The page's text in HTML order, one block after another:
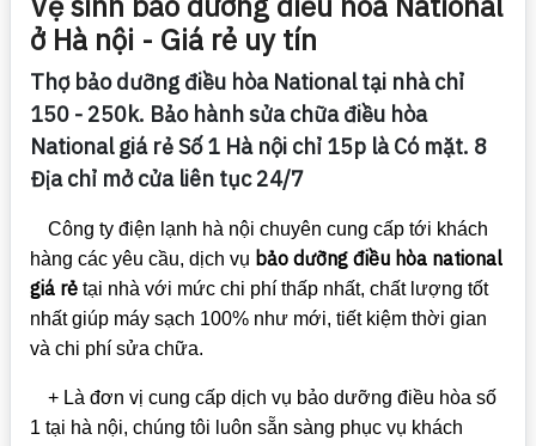
ở Hà nội - Giá rẻ uy tín
Thợ bảo dưỡng điều hòa National tại nhà chỉ
150 - 250k. Bảo hành sửa chữa điều hòa
National giá rẻ Số 1 Hà nội chỉ 15p là Có mặt. 8
Địa chỉ mở cửa liên tục 24/7
Công ty điện lạnh hà nội chuyên cung cấp tới khách
hàng các yêu cầu, dịch vụ bảo dưỡng điều hòa national
giá rẻ tại nhà với mức chi phí thấp nhất, chất lượng tốt
nhất giúp máy sạch 100% như mới, tiết kiệm thời gian
và chi phí sửa chữa.
+ Là đơn vị cung cấp dịch vụ bảo dưỡng điều hòa số
1 tại hà nội, chúng tôi luôn sẵn sàng phục vụ khách